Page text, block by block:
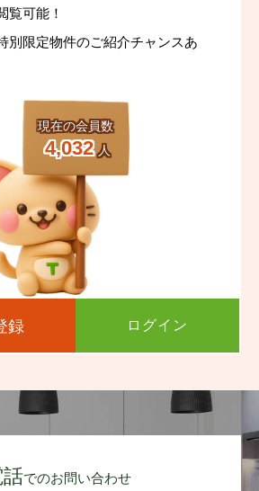
現在の会員数
4,032 人
覧可能！
別限定物件のご紹介チャンスあ
録 ログイン
話でのお問い合わせ